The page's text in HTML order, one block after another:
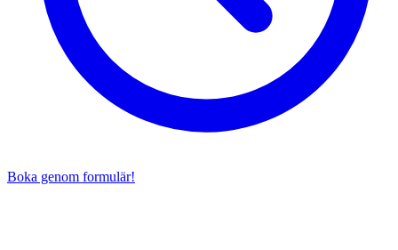
Boka genom formulär!